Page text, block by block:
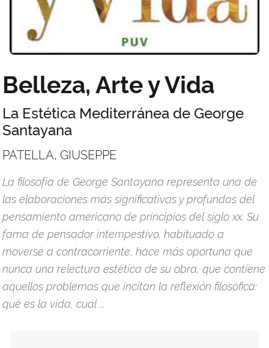
Belleza, Arte y Vida
La Estética Mediterránea de George
Santayana
PATELLA, GIUSEPPE
La filosofía de George Santayana representa una de
las elaboraciones más significativas y profundas del
pensamiento americano de principios del siglo xx. Su
fama de pensador intempestivo, habituado a
moverse a contracorriente, hace más oportuna que
nunca una relectura estética de su obra, que contiene
aquellos problemas que incitan la reflexión filosófica:
qué es la vida, cuál ...